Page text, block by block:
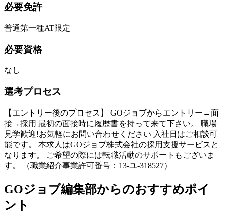
必要免許
普通第一種AT限定
必要資格
なし
選考プロセス
【エントリー後のプロセス】 GOジョブからエントリー→面
接→採用 最初の面接時に履歴書を持って来て下さい。 職場
見学歓迎!お気軽にお問い合わせください 入社日はご相談可
能です。 本求人はGOジョブ株式会社の採用支援サービスと
なります。 ご希望の際には転職活動のサポートもございま
す。 （職業紹介事業許可番号：13-ユ-318527）
GOジョブ編集部からのおすすめポイ
ント